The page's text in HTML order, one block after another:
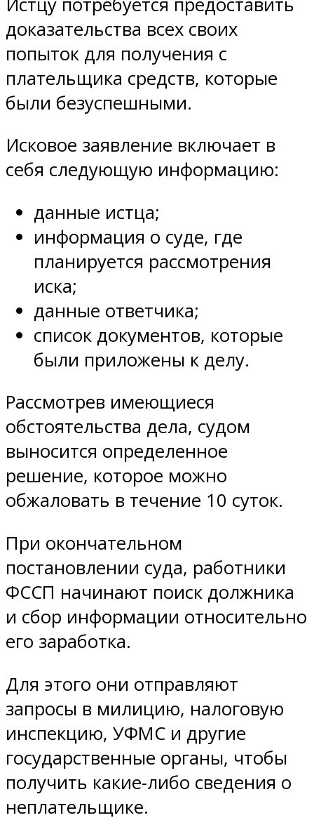
доказательства всех своих
попыток для получения с
плательщика средств, которые
были безуспешными.
Исковое заявление включает в
себя следующую информацию:
данные истца;
информация о суде, где
планируется рассмотрения
иска;
данные ответчика;
список документов, которые
были приложены к делу.
Рассмотрев имеющиеся
обстоятельства дела, судом
выносится определенное
решение, которое можно
обжаловать в течение 10 суток.
При окончательном
постановлении суда, работники
ФССП начинают поиск должника
и сбор информации относительно
его заработка.
Для этого они отправляют
запросы в милицию, налоговую
инспекцию, УФМС и другие
государственные органы, чтобы
получить какие-либо сведения о
неплательщике.